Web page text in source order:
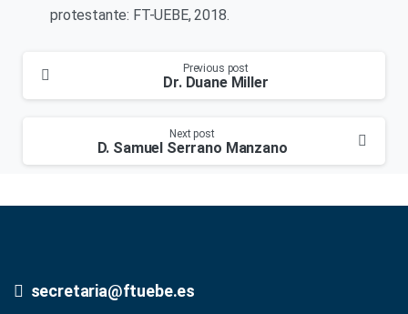
protestante: FT-UEBE, 2018.
Reading
Previous post
Dr. Duane Miller
Next post
D. Samuel Serrano Manzano
secretaria@ftuebe.es